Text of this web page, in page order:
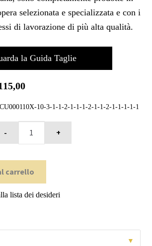
selezionata e specializzata e con i
di lavorazione di più alta qualità.
la Guida Taglie
10-3-1-1-2-1-1-1-2-1-1-2-1-1-1-1-1
carrello
lista dei desideri
▼